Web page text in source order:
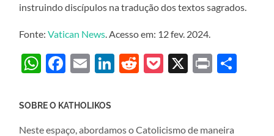
instruindo discípulos na tradução dos textos sagrados.
Fonte:Vatican News. Acesso em: 12 fev. 2024.
WhatsApp
Facebook
EmailLinkedIn
Reddit
Pocket
X Print
SOBRE O KATHOLIKOS
Neste espaço, abordamos o Catolicismo de maneira